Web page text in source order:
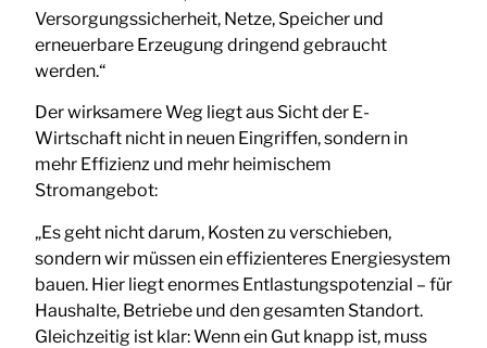
Versorgungssicherheit, Netze, Speicher und
erneuerbare Erzeugung dringend gebraucht
werden.“
Der wirksamere Weg liegt aus Sicht der E-
Wirtschaft nicht in neuen Eingriffen, sondern in
mehr Effizienz und mehr heimischem
Stromangebot:
„Es geht nicht darum, Kosten zu verschieben,
sondern wir müssen ein effizienteres Energiesystem
bauen. Hier liegt enormes Entlastungspotenzial – für
Haushalte, Betriebe und den gesamten Standort.
Gleichzeitig ist klar: Wenn ein Gut knapp ist, muss